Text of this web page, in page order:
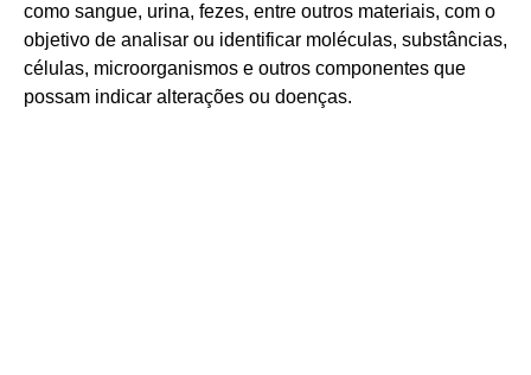
como sangue, urina, fezes, entre outros materiais, com o
objetivo de analisar ou identificar moléculas, substâncias,
células, microorganismos e outros componentes que
possam indicar alterações ou doenças.